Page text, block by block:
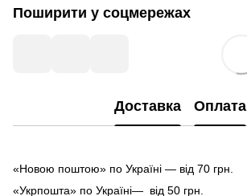
Поширити у соцмережах
Доставка Оплата
«Новою поштою» по Україні — від 70 грн.
«Укрпошта» по Україні— від 50 грн.